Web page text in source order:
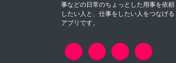
事などの日常のちょっとした用事を依頼
したい人と、仕事をしたい人をつなげる
アプリです。